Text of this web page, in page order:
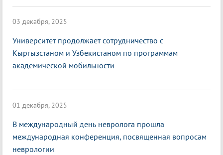
03 декабря, 2025
Университет продолжает сотрудничество с
Кыргызстаном и Узбекистаном по программам
академической мобильности
01 декабря, 2025
В международный день невролога прошла
международная конференция, посвященная вопросам
неврологии